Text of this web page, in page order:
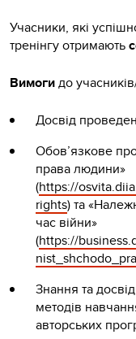
Учасники, які
тренінгу отримають
Вимогидо
Досвід
Обов’язкове
права людини»
(https://
rights) та
час війни»
(https://
Знання та
методів
авторських